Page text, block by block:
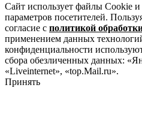
Сайт использует файлы Cookie
параметров посетителей.
согласие с политикой
применением данных
конфиденциальности
сбора обезличенных данных:
«Liveinternet», «top.Mail.ru».
Принять